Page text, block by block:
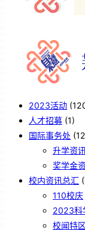
2023活动
人才招募 (1)
国际事务处
升学资
奖学金
校内资讯总汇
110校庆
2023科
校闻特区